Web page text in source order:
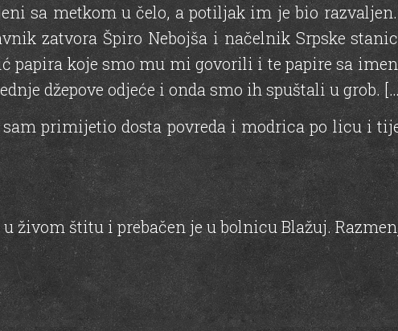
sa metkom u čelo, a potiljak im je bio
zatvora Špiro Nebojša i načelnik Srpske
papira koje smo mu mi govorili i te papire sa
džepove odjeće i onda smo ih spuštali u grob.
primijetio dosta povreda i modrica po licu i
živom štitu i prebačen je u bolnicu Blažuj.